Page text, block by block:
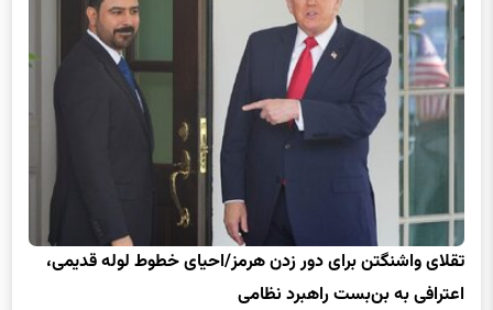
تقلای واشنگتن برای دور زدن هرمز/احیای خطوط لوله قدیمی،
اعترافی به بن‌بست راهبرد نظامی